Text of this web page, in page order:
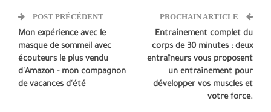
POST PRÉCÉDENT
Mon expérience avec le
masque de sommeil avec
écouteurs le plus vendu
d'Amazon - mon compagnon
de vacances d'été
PROCHAIN ARTICLE
Entraînement complet du
corps de 30 minutes : deux
entraîneurs vous proposent
un entraînement pour
développer vos muscles et
votre force.